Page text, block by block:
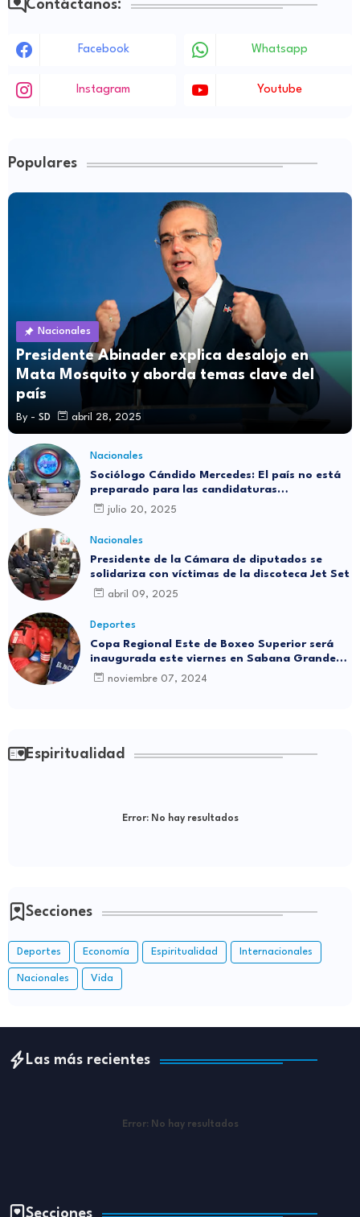
Contáctanos:
Facebook Whatsapp
Instagram Youtube
Populares
Nacionales
Presidente Abinader explica desalojo en
Mata Mosquito y aborda temas clave del
país
By - SD abril 28, 2025
Nacionales
Sociólogo Cándido Mercedes: El país no está
preparado para las candidaturas
independientes
julio 20, 2025
Nacionales
Presidente de la Cámara de diputados se
solidariza con víctimas de la discoteca Jet Set
abril 09, 2025
Deportes
Copa Regional Este de Boxeo Superior será
inaugurada este viernes en Sabana Grande
de Boyá
noviembre 07, 2024
Espiritualidad
Error:No hay resultados
Secciones
Deportes Economía Espiritualidad Internacionales
Nacionales Vida
Las más recientes
Error: No hay resultados
Secciones